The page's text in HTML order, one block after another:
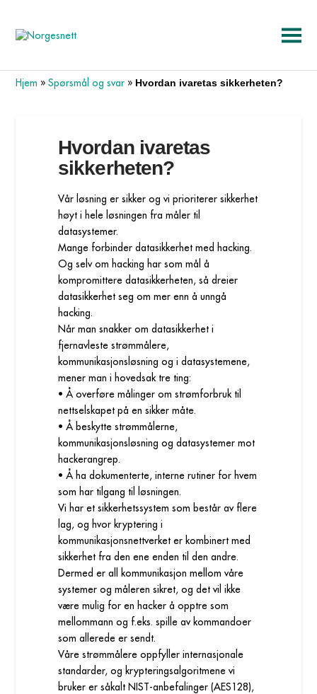
Hjem »Spørsmål og svar » Hvordan ivaretas sikkerheten?
Hvordan ivaretas
sikkerheten?
Vår løsning er sikker og vi prioriterer sikkerhet
høyt i hele løsningen fra måler til
datasystemer.
Mange forbinder datasikkerhet med hacking.
Og selv om hacking har som mål å
kompromittere datasikkerheten, så dreier
datasikkerhet seg om mer enn å unngå
hacking.
Når man snakker om datasikkerhet i
fjernavleste strømmålere,
kommunikasjonsløsning og i datasystemene,
mener man i hovedsak tre ting:
• Å overføre målinger om strømforbruk til
nettselskapet på en sikker måte.
• Å beskytte strømmålerne,
kommunikasjonsløsning og datasystemer mot
hackerangrep.
• Å ha dokumenterte, interne rutiner for hvem
som har tilgang til løsningen.
Vi har et sikkerhetssystem som består av flere
lag, og hvor kryptering i
kommunikasjonsnettverket er kombinert med
sikkerhet fra den ene enden til den andre.
Dermed er all kommunikasjon mellom våre
systemer og måleren sikret, og det vil ikke
være mulig for en hacker å opptre som
mellommann og f.eks. spille av kommandoer
som allerede er sendt.
Våre strømmålere oppfyller internasjonale
standarder, og krypteringsalgoritmene vi
bruker er såkalt NIST-anbefalinger (AES128),